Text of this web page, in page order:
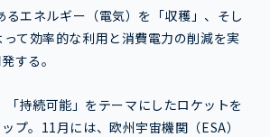
るエネルギー（電気）を「収穫」、そし
て効率的な利用と消費電力の削減を実
する。
「持続可能」をテーマにしたロケットを
プ。11月には、欧州宇宙機関（ESA）